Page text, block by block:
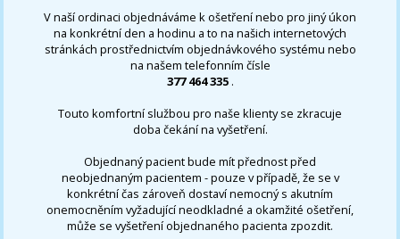
V naší ordinaci objednáváme k ošetření nebo pro jiný úkon
na konkrétní den a hodinu a to na našich internetových
stránkách prostřednictvím objednávkového systému nebo
na našem telefonním čísle
377 464 335 .
Touto komfortní službou pro naše klienty se zkracuje
doba čekání na vyšetření.
Objednaný pacient bude mít přednost před
neobjednaným pacientem - pouze v případě, že se v
konkrétní čas zároveň dostaví nemocný s akutním
onemocněním vyžadující neodkladné a okamžité ošetření,
může se vyšetření objednaného pacienta zpozdit.